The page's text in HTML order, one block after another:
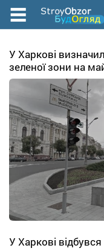
Перейти
до
вмісту
У Харкові
зеленої зони на
У Харкові